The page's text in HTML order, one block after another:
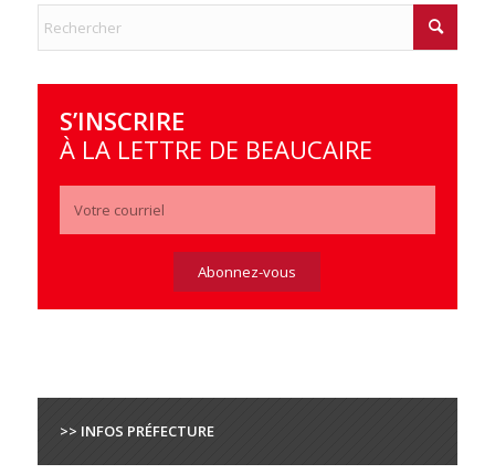
S’INSCRIRE
À LA LETTRE DE BEAUCAIRE
>> INFOS PRÉFECTURE